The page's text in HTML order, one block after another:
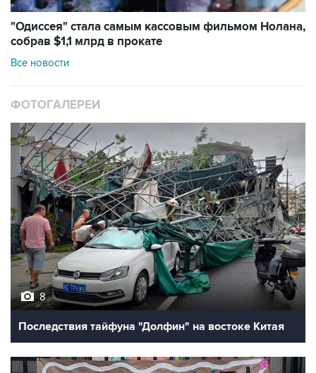
"Одиссея" стала самым кассовым фильмом Нолана,
собрав $1,1 млрд в прокате
Все новости
ФОТОГАЛЕРЕИ
8
Последствия тайфуна "Долфин" на востоке Китая